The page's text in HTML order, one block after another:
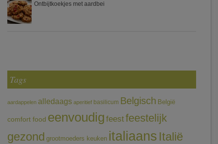
Ontbijtkoekjes met aardbei
Tags
aardappelen alledaags aperitief basilicum Belgisch België
comfort food eenvoudig feestfeestelijk
gezond grootmoeders keuken italiaans Italië